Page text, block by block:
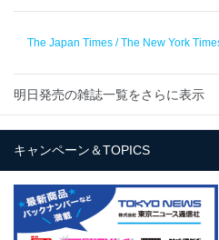
The Japan Times / The New York
明日発売の雑誌一覧をさらに表示
キャンペーン＆TOPICS